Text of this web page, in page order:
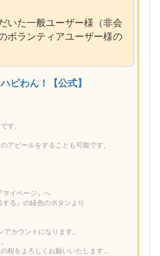
いた一般ユーザー様（非会
ボランティアユーザー様の
ハピわん！【公式】
す。
アピールをすることも可能です。
イページ』へ
る』の緑色のボタンより
カウントになります。
程をよろしくお願いいたします...